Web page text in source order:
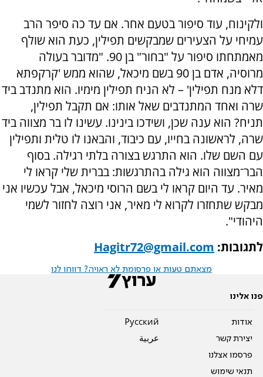
ולקינוח, עוד סיפור בטעם אחר. אם עד כה סיפר הרב
עמיחי על הצעירים שמבקשים תפילין, כעת הוא שולף
מאמתחתו סיפור על "בחור" בן 90. "מדובר בעולה
מרוסיה, אדם בן 90 בשם מיכאל, שהוא ממש 'קרקפתא
דלא מנח תפילין' – לא הניח תפילין מימיו. הוא מתנדב ביד
שרה ואחד המתנדבים שאל אותו: אם תקבל תפילין,
תניח? הוא ענה שכן, ושידכו בינינו. עשינו לו בר מצווה ביד
שרה, לראשונה בחייו, עם כיבוד, והבאנו לו טלית ותפילין
עם השם שלו. הוא התרגש בצורה בלתי רגילה. בסוף
הבר־מצווה הוא גילה בהתרגשות: בברית שלי קראו לי
מאיר. עד היום קראו לי בשם הרוסי מיכאל, אבל עכשיו אני
מבקש שתחזרו לקרוא לי מאיר, אני רוצה לחזור לשמי
היהודי".
לתגובות: Hagitr72@gmail.com
מצאתם טעות או פרסומת לא ראויה? דווחו לנו
פנו אלינו
אודות
יצירת קשר
פרסמו אצלנו
תנאי שימוש
Pусский
عربية